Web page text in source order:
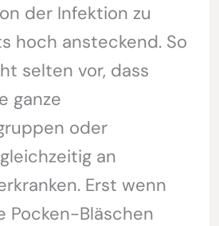
der Infektion zu
hoch ansteckend. So
selten vor, dass
ganze
oder
an
Erst wenn
Pocken-Bläschen